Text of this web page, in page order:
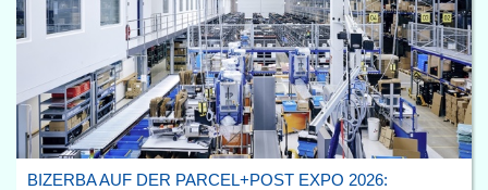
BIZERBA AUF DER PARCEL+POST EXPO 2026: